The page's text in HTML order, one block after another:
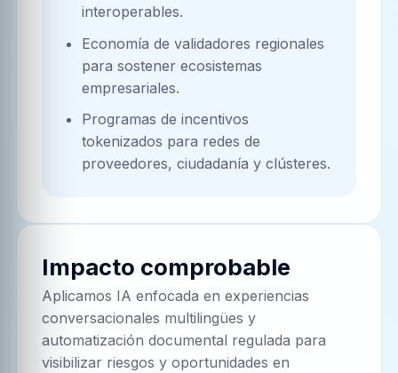
interoperables.
Economía de validadores regionales
para sostener ecosistemas
empresariales.
Programas de incentivos
tokenizados para redes de
proveedores, ciudadanía y clústeres.
Impacto comprobable
Aplicamos IA enfocada en experiencias
conversacionales multilingües y
automatización documental regulada para
visibilizar riesgos y oportunidades en